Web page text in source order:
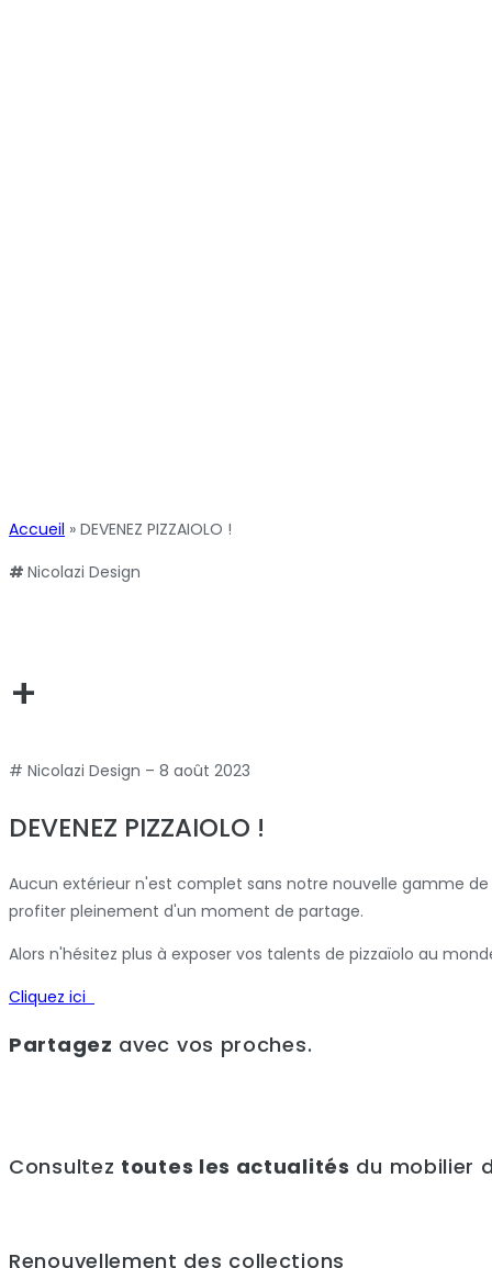
Accueil » DEVENEZ PIZZAIOLO !
# Nicolazi Design
+
# Nicolazi Design – 8 août 2023
DEVENEZ PIZZAIOLO !
Aucun extérieur n'est complet sans notre nouvelle gamme
profiter pleinement d'un moment de partage.
Alors n'hésitez plus à exposer vos talents de pizzaïolo au
Cliquez ici
Partagez avec vos proches.
Consultez toutes les actualités du mobilier
Renouvellement des collections